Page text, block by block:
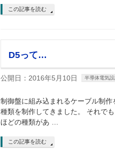
この記事を読む
D5って…
公開日：2016年5月10日 半導体電気
制御盤に組み込まれるケーブル制
種類を制作してきました。 それで
ほどの種類があ …
この記事を読む